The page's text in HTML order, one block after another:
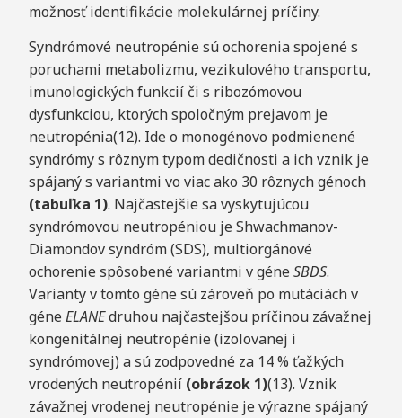
možnosť identifikácie molekulárnej príčiny.
Syndrómové neutropénie sú ochorenia spojené s
poruchami metabolizmu, vezikulového transportu,
imunologických funkcií či s ribozómovou
dysfunkciou, ktorých spoločným prejavom je
neutropénia(12). Ide o monogénovo podmienené
syndrómy s rôznym typom dedičnosti a ich vznik je
spájaný s variantmi vo viac ako 30 rôznych génoch
(tabuľka 1). Najčastejšie sa vyskytujúcou
syndrómovou neutropéniou je Shwachmanov-
Diamondov syndróm (SDS), multiorgánové
ochorenie spôsobené variantmi v géneSBDS.
Varianty v tomto géne sú zároveň po mutáciách v
géneELANEdruhou najčastejšou príčinou závažnej
kongenitálnej neutropénie (izolovanej i
syndrómovej) a sú zodpovedné za 14 % ťažkých
vrodených neutropénií (obrázok 1)(13). Vznik
závažnej vrodenej neutropénie je výrazne spájaný